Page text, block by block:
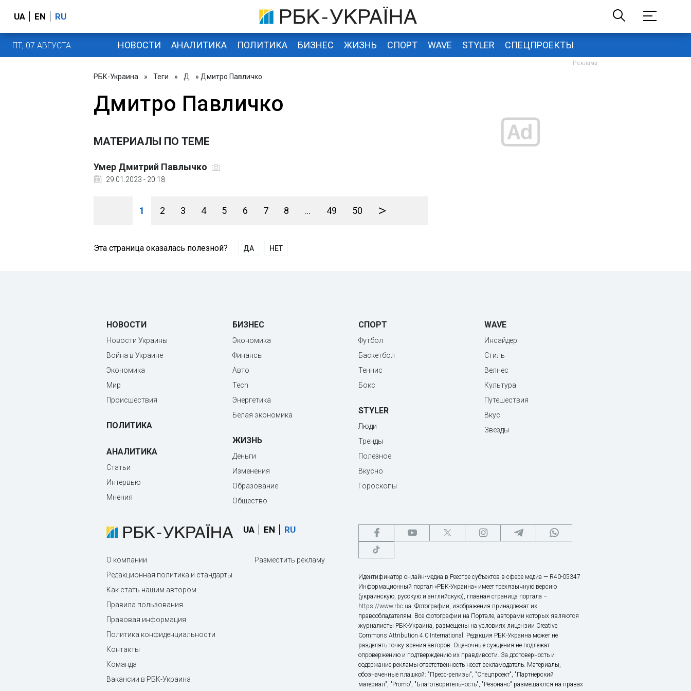
UA EN RU
ПТ, 07 АВГУСТА НОВОСТИ АНАЛИТИКА ПОЛИТИКА БИЗНЕС ЖИЗНЬ СПОРТ WAVE STYLER СПЕЦПРОЕКТЫ
РБК-Украина » Теги » Д » Дмитро Павличко
Дмитро Павличко
МАТЕРИАЛЫ ПО ТЕМЕ
Умер Дмитрий Павлычко
29.01.2023 - 20:18
1 2 3 4 5 6 7 8 ... 49 50 >
Эта страница оказалась полезной? ДА НЕТ
НОВОСТИ
Новости Украины
Война в Украине
Экономика
Мир
Происшествия
ПОЛИТИКА
АНАЛИТИКА
Статьи
Интервью
Мнения
БИЗНЕС
Экономика
Финансы
Авто
Tech
Энергетика
Белая экономика
ЖИЗНЬ
Деньги
Изменения
Образование
Общество
СПОРТ
Футбол
Баскетбол
Теннис
Бокс
STYLER
Люди
Тренды
Полезное
Вкусно
Гороскопы
WAVE
Инсайдер
Стиль
Велнес
Культура
Путешествия
Вкус
Звезды
UA EN RU
О компании
Редакционная политика и стандарты
Как стать нашим автором
Правила пользования
Правовая информация
Политика конфиденциальности
Контакты
Команда
Вакансии в РБК-Украина
Разместить рекламу
Идентификатор онлайн-медиа в Реестре субъектов в сфере медиа — R40-05347
Информационный портал «РБК-Украина» имеет трехязычную версию
(украинскую, русскую и английскую), главная страница портала –
https://www.rbc.ua. Фотографии, изображения принадлежат их
правообладателям. Все фотографии на Портале, авторами которых являются
журналисты РБК-Украина, размещены на условиях лицензии Creative
Commons Attribution 4.0 International. Редакция РБК-Украина может не
разделять точку зрения авторов. Оценочные суждения не подлежат
опровержению и подтверждению их правдивости. За достоверность и
содержание рекламы ответственность несет рекламодатель. Материалы,
обозначенные плашкой: "Пресс-релизы", "Спецпроект", "Партнерский
материал", "Promo", "Благотворительность", "Резонанс" размещаются на правах